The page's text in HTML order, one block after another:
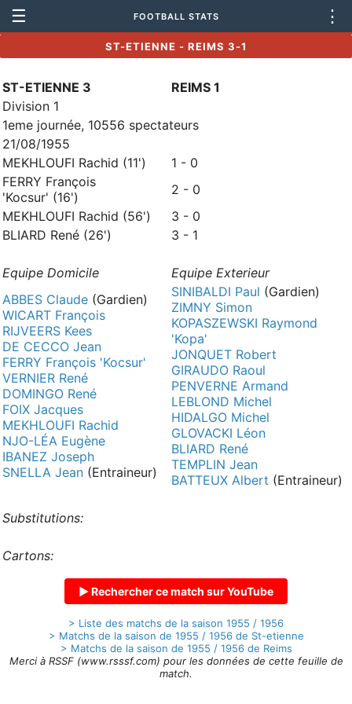
☰ FOOTBALL STATS ⋮
ST-ETIENNE - REIMS 3-1
ST-ETIENNE 3
REIMS 1
Division 1
1eme journée, 10556 spectateurs
21/08/1955
MEKHLOUFI Rachid (11')
1 - 0
FERRY François
'Kocsur' (16')
2 - 0
MEKHLOUFI Rachid (56')
3 - 0
BLIARD René (26')
3 - 1
Equipe Domicile
Equipe Exterieur
ABBES Claude (Gardien)
WICART François
RIJVEERS Kees
DE CECCO Jean
FERRY François 'Kocsur'
VERNIER René
DOMINGO René
FOIX Jacques
MEKHLOUFI Rachid
NJO-LÉA Eugène
IBANEZ Joseph
SNELLA Jean (Entraineur)
SINIBALDI Paul (Gardien)
ZIMNY Simon
KOPASZEWSKI Raymond
'Kopa'
JONQUET Robert
GIRAUDO Raoul
PENVERNE Armand
LEBLOND Michel
HIDALGO Michel
GLOVACKI Léon
BLIARD René
TEMPLIN Jean
BATTEUX Albert (Entraineur)
Substitutions:
Cartons:
▶ Rechercher ce match sur YouTube
> Liste des matchs de la saison 1955 / 1956
> Matchs de la saison de 1955 / 1956 de St-etienne
> Matchs de la saison de 1955 / 1956 de Reims
Merci à RSSF (www.rsssf.com) pour les données de cette feuille de
match.